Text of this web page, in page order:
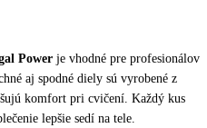
Power je vhodné pre profesionálov
aj spodné diely sú vyrobené z
komfort pri cvičení. Každý kus
lepšie sedí na tele.